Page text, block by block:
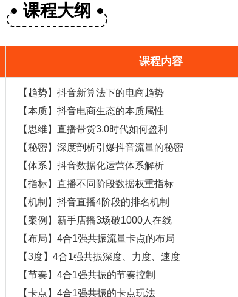
课程大纲
课程内容
【趋势】抖音新算法下的电商趋势
【本质】抖音电商生态的本质属性
【思维】直播带货3.0时代如何盈利
【秘密】深度剖析引爆抖音流量的秘密
【体系】抖音数据化运营体系解析
【指标】直播不同阶段数据权重指标
【机制】抖音直播4阶段的排名机制
【案例】新手店播3场破1000人在线
【布局】4合1强共振流量卡点的布局
【3度】4合1强共振深度、力度、速度
【节奏】4合1强共振的节奏控制
【卡点】4合1强共振的卡点玩法